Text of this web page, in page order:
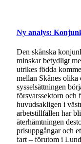
Ny analys:
Den skånska
minskar betydligt
utrikes födda
mellan Skånes olika
sysselsättningen
försvarssektorn och
huvudsakligen i
arbetstillfällen har
återhämtningen
prisuppgångar och
fart – förutom i